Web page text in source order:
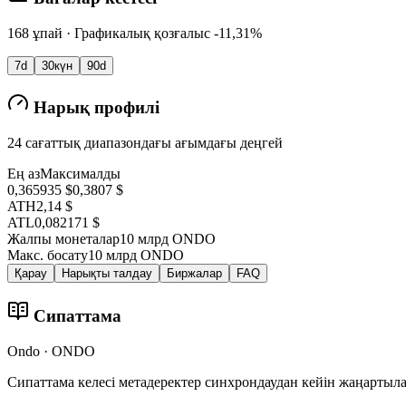
168 ұпай · Графикалық қозғалыс -11,31%
7d 30күн 90d
Нарық профилі
24 сағаттық диапазондағы ағымдағы деңгей
Ең азМаксималды
0,365935 $0,3807 $
ATH2,14 $
ATL0,082171 $
Жалпы монеталар10 млрд ONDO
Макс. босату10 млрд ONDO
Қарау Нарықты талдау Биржалар FAQ
Сипаттама
Ondo · ONDO
Сипаттама келесі метадеректер синхрондаудан кейін